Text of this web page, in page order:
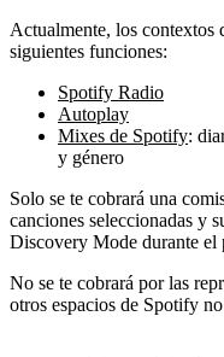
Actualmente, los
siguientes funciones:
Spotify Radio
Autoplay
Mixes de Spotify:
y género
Solo se te cobrará una
canciones seleccionadas y
Discovery Mode durante el
No se te cobrará por las
otros espacios de Spotify